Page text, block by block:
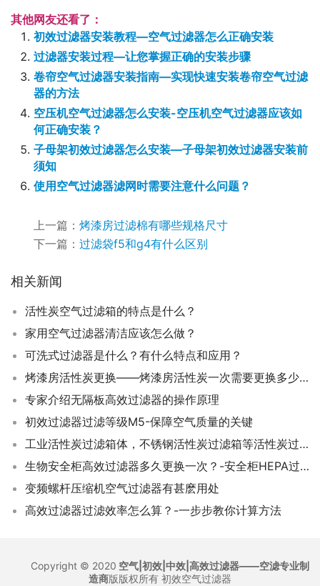
其他网友还看了：
初效过滤器安装教程—空气过滤器怎么正确安装
过滤器安装过程—让您掌握正确的安装步骤
卷帘空气过滤器安装指南—实现快速安装卷帘空气过滤
器的方法
空压机空气过滤器怎么安装-空压机空气过滤器应该如
何正确安装？
子母架初效过滤器怎么安装—子母架初效过滤器安装前
须知
使用空气过滤器滤网时需要注意什么问题？
上一篇： 烤漆房过滤棉有哪些规格尺寸
下一篇： 过滤袋f5和g4有什么区别
相关新闻
活性炭空气过滤箱的特点是什么？
家用空气过滤器清洁应该怎么做？
可洗式过滤器是什么？有什么特点和应用？
烤漆房活性炭更换——烤漆房活性炭一次需要更换多少千克？如何更换？
专家介绍无隔板高效过滤器的操作原理
初效过滤器过滤等级M5-保障空气质量的关键
工业活性炭过滤箱体，不锈钢活性炭过滤箱等活性炭过滤箱的工艺、特色大放送
生物安全柜高效过滤器多久更换一次？-安全柜HEPA过滤网的更换周期
变频螺杆压缩机空气过滤器有甚麽用处
高效过滤器过滤效率怎么算？-一步步教你计算方法
Copyright © 2020 空气|初效|中效|高效过滤器——空滤专业制
造商版版权所有 初效空气过滤器